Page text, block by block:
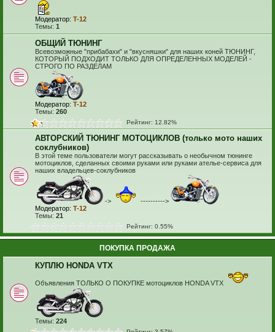
Модератор: T-12
Темы: 1
ОБЩИЙ ТЮНИНГ
Всевозможные "прибабахи" и "вкусняшки" для наших коней ТЮНИНГ,
КОТОРЫЙ ПОДХОДИТ ТОЛЬКО ДЛЯ ОПРЕДЕЛЕННЫХ МОДЕЛЕЙ -
СТРОГО ПО РАЗДЕЛАМ
Модератор: T-12
Темы: 260
Рейтинг: 12.82%
АВТОРСКИЙ ТЮНИНГ МОТОЦИКЛОВ (только мото наших
соклубников)
В этой теме пользователи могут рассказывать о необычном тюнинге
мотоциклов, сделанных своими руками или руками ателье-сервиса для
наших владельцев-соклубников
->
---------->
Модератор: T-12
Темы: 21
Рейтинг: 0.55%
ПОКУПКА ПРОДАЖА
КУПЛЮ HONDA VTX
Объявления ТОЛЬКО О ПОКУПКЕ мотоциклов HONDA VTX
Темы: 224